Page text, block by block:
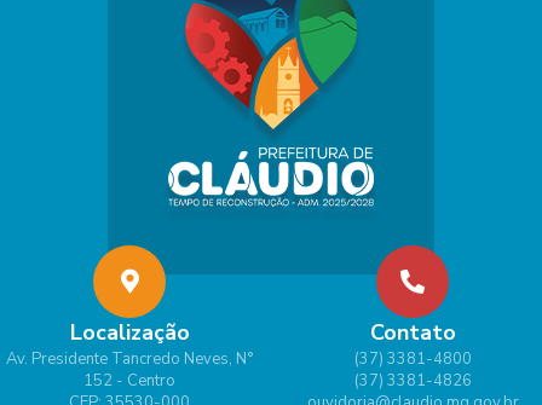
Localização
Av. Presidente Tancredo Neves, N°
152 - Centro
Contato
(37) 3381-4800
(37) 3381-4826